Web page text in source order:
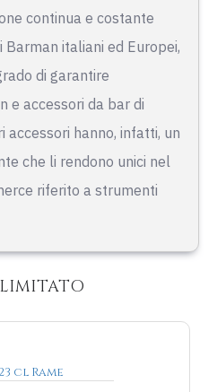
continua e costante
italiani ed Europei,
di garantire
e accessori da bar di
hanno, infatti, un
che li rendono unici nel
riferito a strumenti